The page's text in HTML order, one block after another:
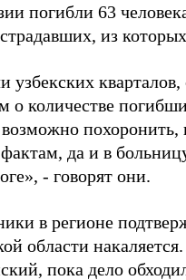
погибли 63
из
узбекских
о количестве
возможно
да и в
- говорят они.
в регионе
области
пока дело